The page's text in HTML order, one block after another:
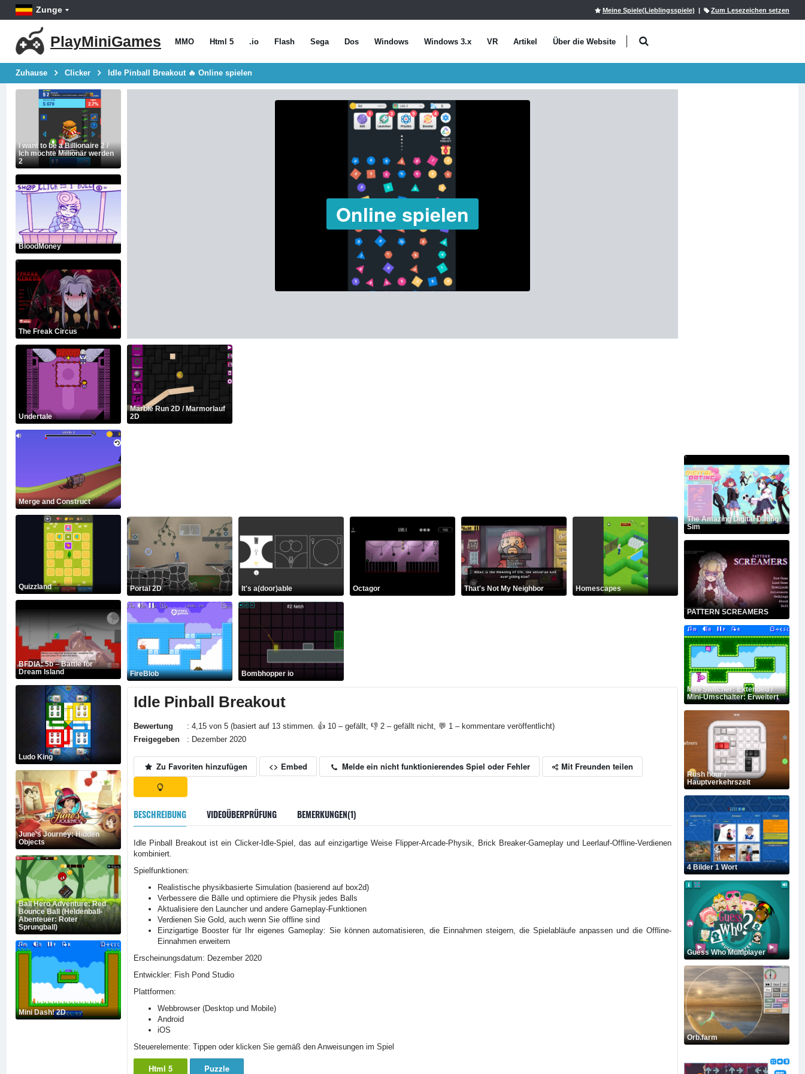
Zunge Meine Spiele(Lieblingsspiele) | Zum Lesezeichen setzen
PlayMiniGames MMO Html 5 .io Flash Sega Dos Windows Windows 3.x VR Artikel Über die Website
Zuhause Clicker Idle Pinball Breakout 🔥 Online spielen
I want to be a Billionaire 2 /
Ich möchte Millionär werden
2
BloodMoney
The Freak Circus
Undertale
Merge and Construct
Quizzland
BFDIA: 5b – Battle for
Dream Island
Ludo King
June's Journey: Hidden
Objects
Ball Hero Adventure: Red
Bounce Ball (Heldenball-
Abenteuer: Roter
Sprungball)
Mini Dash! 2D
Online spielen
Marble Run 2D / Marmorlauf
2D
Portal 2D It's a(door)able Octagor That's Not My Neighbor Homescapes
FireBlob Bombhopper io
Idle Pinball Breakout
Bewertung
: 4,15 von 5 (basiert auf 13 stimmen. 👍 10 – gefällt, 👎 2 – gefällt nicht, 💬 1 – kommentare veröffentlicht)
Freigegeben
: Dezember 2020
Zu Favoriten hinzufügen <> Embed Melde ein nicht funktionierendes Spiel oder Fehler Mit Freunden teilen
BESCHREIBUNG VIDEOÜBERPRÜFUNG BEMERKUNGEN(1)
Idle Pinball Breakout ist ein Clicker-Idle-Spiel, das auf einzigartige Weise Flipper-Arcade-Physik, Brick Breaker-Gameplay und Leerlauf-Offline-Verdienen
kombiniert.
Spielfunktionen:
Realistische physikbasierte Simulation (basierend auf box2d)
Verbessere die Bälle und optimiere die Physik jedes Balls
Aktualisiere den Launcher und andere Gameplay-Funktionen
Verdienen Sie Gold, auch wenn Sie offline sind
Einzigartige Booster für Ihr eigenes Gameplay: Sie können automatisieren, die Einnahmen steigern, die Spielabläufe anpassen und die Offline-
Einnahmen erweitern
Erscheinungsdatum: Dezember 2020
Entwickler: Fish Pond Studio
Plattformen:
Webbrowser (Desktop und Mobile)
Android
iOS
Steuerelemente: Tippen oder klicken Sie gemäß den Anweisungen im Spiel
Html 5 Puzzle
The Amazing Digital Dating
Sim
PATTERN SCREAMERS
Mini Switcher: Extended /
Mini-Umschalter: Erweitert
Rush hour /
Hauptverkehrszeit
4 Bilder 1 Wort
Guess Who Multiplayer
Orb.farm